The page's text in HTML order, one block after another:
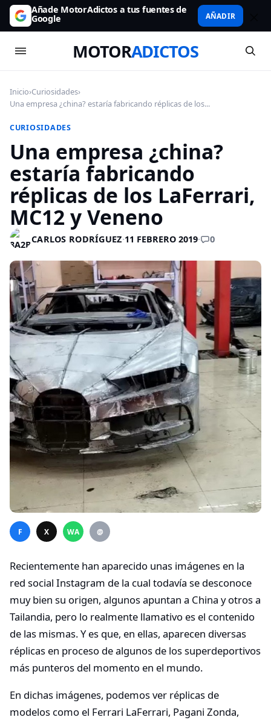
Añade MotorAdictos a tus fuentes de
Google AÑADIR
MOTORADICTOS
Inicio›Curiosidades›
Una empresa ¿china? estaría fabricando réplicas de los...
CURIOSIDADES
Una empresa ¿china?
estaría fabricando
réplicas de los LaFerrari,
MC12 y Veneno
CARLOS RODRÍGUEZ·11 FEBRERO 2019· 0
F X WA @
Recientemente han aparecido unas imágenes en la
red social Instagram de la cual todavía se desconoce
muy bien su origen, algunos apuntan a China y otros a
Tailandia, pero lo realmente llamativo es el contenido
de las mismas. Y es que, en ellas, aparecen diversas
réplicas en proceso de algunos de los superdeportivos
más punteros del momento en el mundo.
En dichas imágenes, podemos ver réplicas de
modelos como el Ferrari LaFerrari, Pagani Zonda,